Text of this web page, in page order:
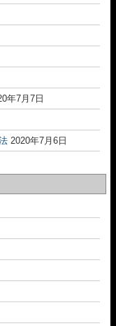
年7月7日
2020年7月6日